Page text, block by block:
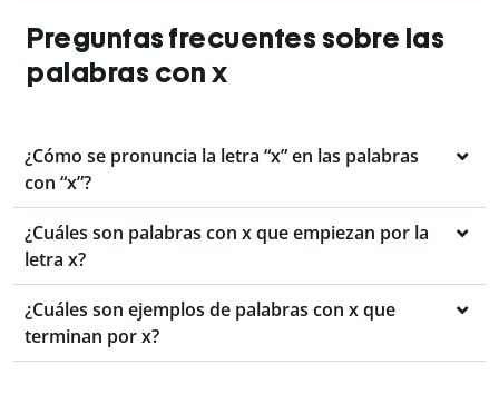
Preguntas frecuentes sobre las
palabras con x
¿Cómo se pronuncia la letra “x” en las palabras
con “x”?
¿Cuáles son palabras con x que empiezan por la
letra x?
¿Cuáles son ejemplos de palabras con x que
terminan por x?